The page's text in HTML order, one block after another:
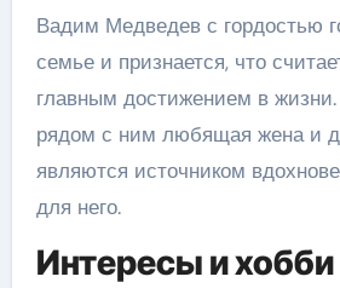
Вадим Медведев с гордостью
семье и признается, что
главным достижением в
рядом с ним любящая жена и
являются источником
для него.
Интересы и хобби